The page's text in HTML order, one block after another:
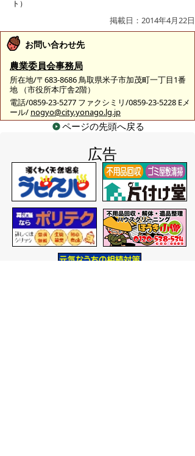
ト）
掲載日：2014年4月22日
お問い合わせ先
農業委員会事務局
所在地/〒683-8686 鳥取県米子市加茂町一丁目1番
地 （市役所本庁舎2階）
電話/0859-23-5277 ファクシミリ/0859-23-5228 Eメ
ール/ nogyo@city.yonago.lg.jp
ページの先頭へ戻る
広告